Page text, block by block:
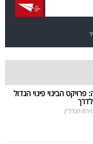
שנה: פרויקט הבינוי פינוי הגדול
הנדל"ן